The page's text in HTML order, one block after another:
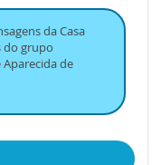
da Casa
do grupo
de